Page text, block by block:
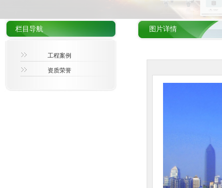
栏目导航
工程案例
资质荣誉
图片详情